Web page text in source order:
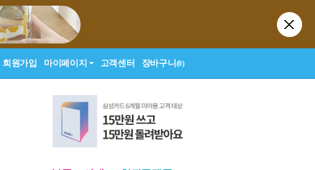
회원가입 마이페이지 고객센터 장바구니(0)